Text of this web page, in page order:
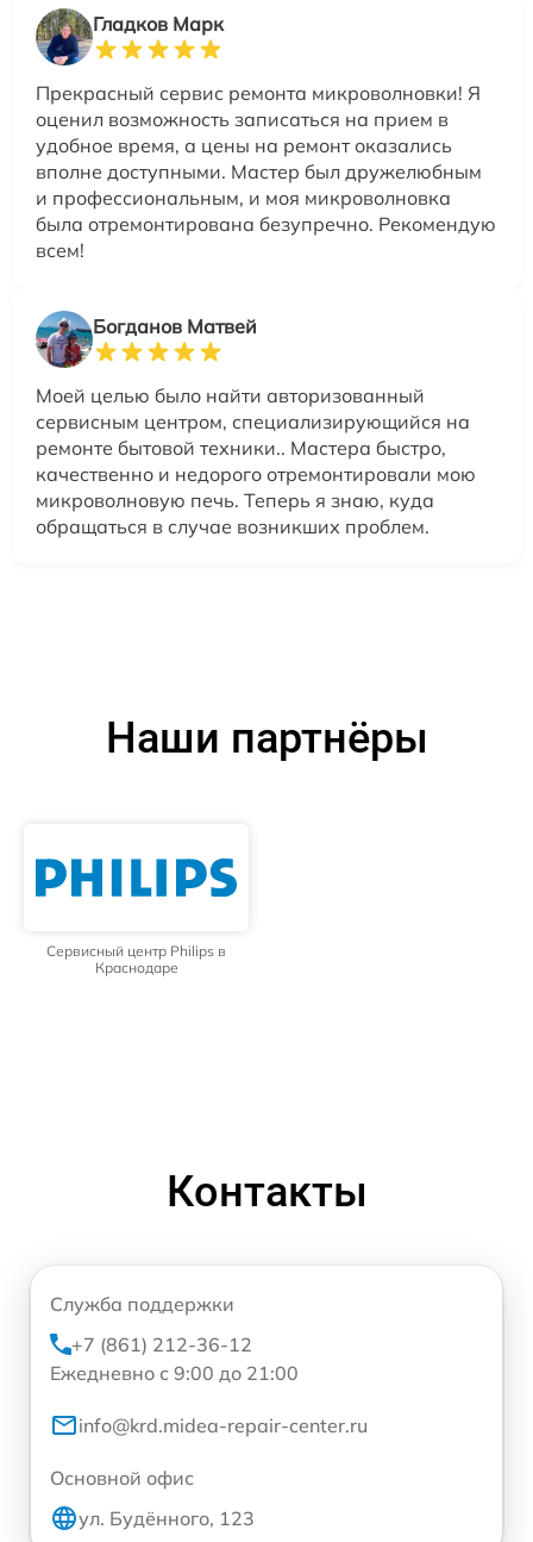
Гладков Марк
Прекрасный сервис ремонта микроволновки! Я
оценил возможность записаться на прием в
удобное время, а цены на ремонт оказались
вполне доступными. Мастер был дружелюбным
и профессиональным, и моя микроволновка
была отремонтирована безупречно. Рекомендую
всем!
Богданов Матвей
Моей целью было найти авторизованный
сервисным центром, специализирующийся на
ремонте бытовой техники.. Мастера быстро,
качественно и недорого отремонтировали мою
микроволновую печь. Теперь я знаю, куда
обращаться в случае возникших проблем.
Наши партнёры
Сервисный центр Philips в
Краснодаре
Контакты
Служба поддержки
+7 (861) 212-36-12
Ежедневно с 9:00 до 21:00
info@krd.midea-repair-center.ru
Основной офис
ул. Будённого, 123